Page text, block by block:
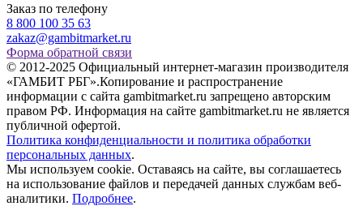
Заказ по телефону
8 800 100 35 63
zakaz@gambitmarket.ru
Форма обратной связи
© 2012-2025 Официальный интернет-магазин производителя
«ГАМБИТ РБГ».Копирование и распространение
информации с сайта gambitmarket.ru запрещено авторским
правом РФ. Информация на сайте gambitmarket.ru не является
публичной офертой.
Политика конфиденциальности и политика обработки
персональных данных.
Мы используем cookie. Оставаясь на сайте, вы соглашаетесь
на использование файлов и передачей данных службам веб-
аналитики. Подробнее.